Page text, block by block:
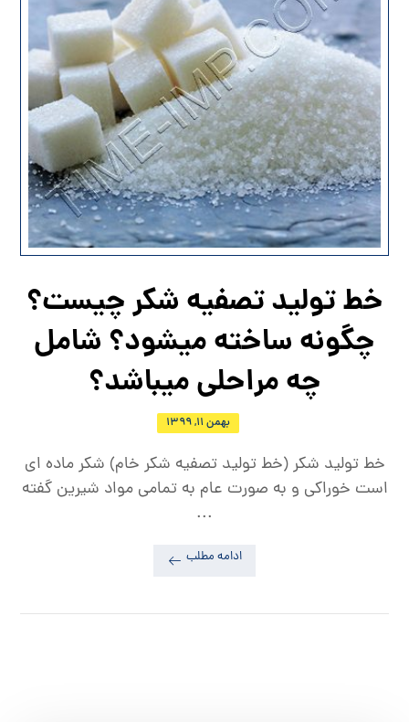
خط تولید تصفیه شکر چیست؟
چگونه ساخته میشود؟ شامل
چه مراحلی میباشد؟
بهمن ۱۱, ۱۳۹۹
خط تولید شکر (خط تولید تصفیه شکر خام) شکر ماده ای
است خوراکی و به صورت عام به تمامی مواد شیرین گفته
...
ادامه مطلب